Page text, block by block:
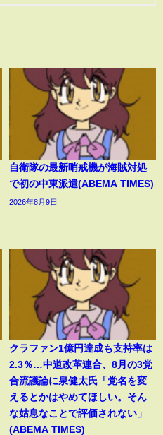
自衛隊の最新哨戒機が海賊対処
で初の中東派遣(ABEMA TIMES)
2026年8月9日
クラファン1億円達成も支持率は
2.3％…中道改革連合、8月の3党
合流議論に泉健太氏「党名を変
えるとかはやめてほしい。そん
な姑息なことで評価されない」
(ABEMA TIMES)